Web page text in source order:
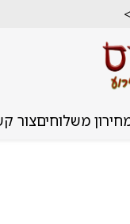
משלוחיםצור